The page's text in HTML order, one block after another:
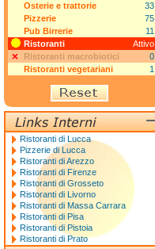
Osterie e trattorie
33
Pizzerie
75
Pub Birrerie
11
Ristoranti
Attivo
Ristoranti macrobiotici
0
Ristoranti vegetariani
1
Ristoranti di Lucca
Pizzerie di Lucca
Ristoranti di Arezzo
Ristoranti di Firenze
Ristoranti di Grosseto
Ristoranti di Livorno
Ristoranti di Massa Carrara
Ristoranti di Pisa
Ristoranti di Pistoia
Ristoranti di Prato